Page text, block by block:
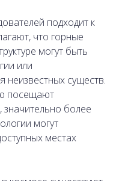
подходит к
что горные
могут быть
или
существ.
посещают
значительно более
могут
местах